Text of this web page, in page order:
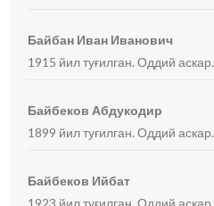
Байбан Иван Иванович
1915 йил туғилган. Оддий аскар.
Байбеков Абдукодир
1899 йил туғилган. Оддий аскар.
Байбеков Ийбат
1923 йил туғилган. Оддий аскар.